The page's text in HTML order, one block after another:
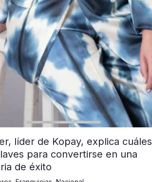
líder de Kopay, explica cuáles
para convertirse en una
de éxito